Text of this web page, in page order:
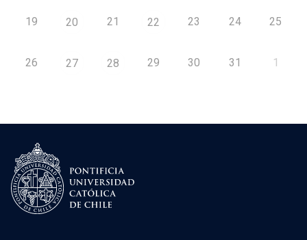
19 20 21 22 23 24 25
26 27 28 29 30 31 1